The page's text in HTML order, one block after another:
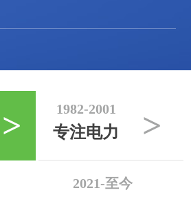
> 1982-2001
专注电力 >
2021-至今